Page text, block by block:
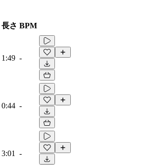
長さ BPM
1:49 -
0:44 -
3:01 -